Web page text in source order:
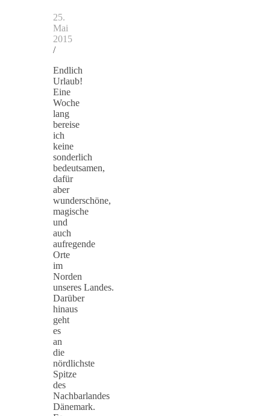
25.
Mai
2015
/
Endlich
Urlaub!
Eine
Woche
lang
bereise
ich
keine
sonderlich
bedeutsamen,
dafür
aber
wunderschöne,
magische
und
auch
aufregende
Orte
im
Norden
unseres Landes.
Darüber
hinaus
geht
es
an
die
nördlichste
Spitze
des
Nachbarlandes
Dänemark.